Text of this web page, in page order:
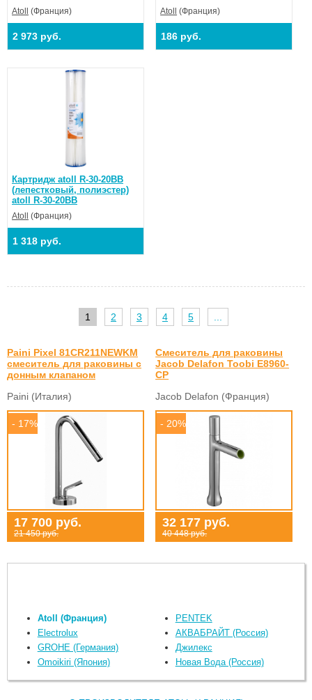
Atoll (Франция)
2 973 руб.
Atoll (Франция)
186 руб.
Картридж atoll R-30-20BB
(лепестковый, полиэстер)
atoll R-30-20BB
Atoll (Франция)
1 318 руб.
1 2 3 4 5
Paini Pixel 81CR211NEWKM
смеситель для раковины с
донным клапаном
Paini (Италия)
- 17%
17 700 руб.
21 450 руб.
Смеситель для раковины
Jacob Delafon Toobi E8960-
CP
Jacob Delafon (Франция)
- 20%
32 177 руб.
40 448 руб.
Atoll (Франция)
Electrolux
GROHE (Германия)
Omoikiri (Япония)
PENTEK
АКВАБРАЙТ (Россия)
Джилекс
Новая Вода (Россия)